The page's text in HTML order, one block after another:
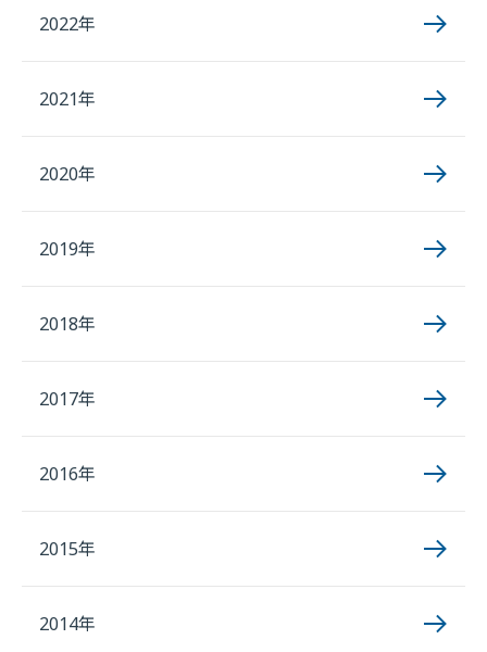
2022年
2021年
2020年
2019年
2018年
2017年
2016年
2015年
2014年